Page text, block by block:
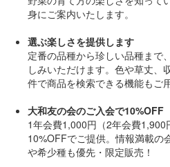
身にご案内いたします。
選ぶ楽しさを提供します
定番の品種から珍しい品種まで
しみいただけます。色や草丈、
件で商品を検索できる機能もご
大和友の会のご入会で10%OFF
1年会費1,000円（2年会費1,900
10%OFFでご提供。情報満載の
や希少種も優先・限定販売！